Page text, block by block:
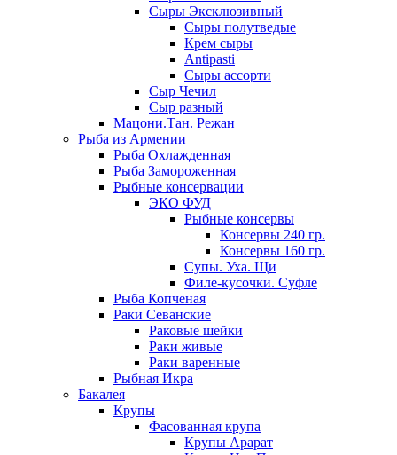
Сыры Эксклюзивный
Сыры полутведые
Крем сыры
Antipasti
Сыры ассорти
Сыр Чечил
Сыр разный
Мацони.Тан. Режан
Рыба из Армении
Рыба Охлажденная
Рыба Замороженная
Рыбные консервации
ЭКО ФУД
Рыбные консервы
Консервы 240 гр.
Консервы 160 гр.
Супы. Уха. Щи
Филе-кусочки. Суфле
Рыба Копченая
Раки Севанские
Раковые шейки
Раки живые
Раки варенные
Рыбная Икра
Бакалея
Крупы
Фасованная крупа
Крупы Арарат